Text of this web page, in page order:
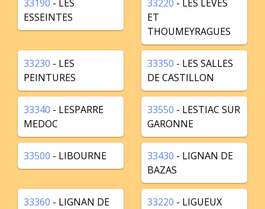
33190 - LES
ESSEINTES
33220 - LES LEVES
ET
THOUMEYRAGUES
33230 - LES
PEINTURES
33350 - LES SALLES
DE CASTILLON
33340 - LESPARRE
MEDOC
33550 - LESTIAC SUR
GARONNE
33500 - LIBOURNE 33430 - LIGNAN DE
BAZAS
33360 - LIGNAN DE
33220 - LIGUEUX